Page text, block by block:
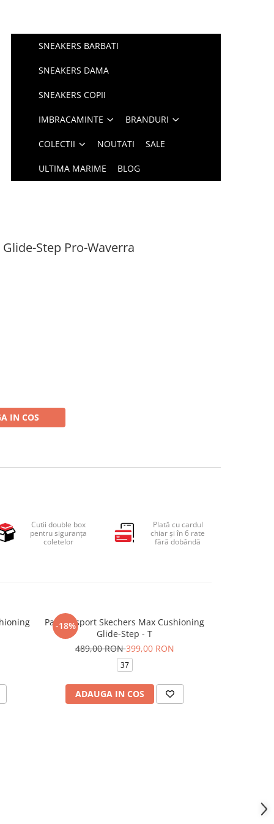
SNEAKERS BARBATI
SNEAKERS DAMA
SNEAKERS COPII
IMBRACAMINTE BRANDURI
COLECTII NOUTATI SALE
ULTIMA MARIME BLOG
Step Pro-Waverra
IN COS
Cutii double box
pentru siguranța
coletelor
Plată cu cardul
chiar și în 6 rate
fără dobândă
-18%
Pantofi sport Skechers Max Cushioning
Glide-Step - T
489,00 RON399,00 RON
37
ADAUGA IN COS